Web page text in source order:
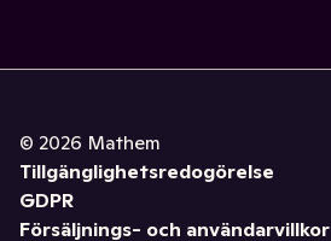
© 2026 Mathem
Tillgänglighetsredogörelse
GDPR
Försäljnings- och användarvillkor